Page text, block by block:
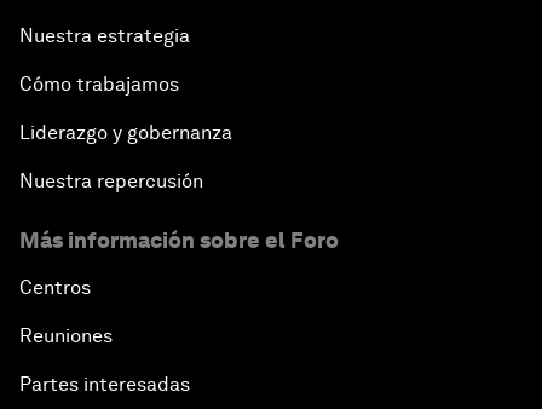
Nuestra estrategia
Cómo trabajamos
Liderazgo y gobernanza
Nuestra repercusión
Más información sobre el Foro
Centros
Reuniones
Partes interesadas